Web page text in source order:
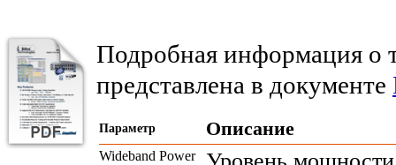
Подробная информация о
представлена в документе
Параметр Описание
Wideband Power